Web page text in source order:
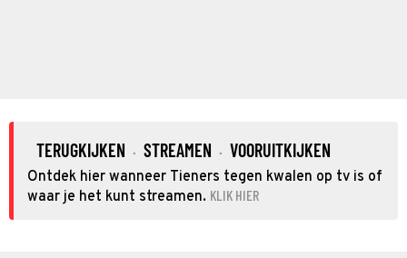
TERUGKIJKEN · STREAMEN · VOORUITKIJKEN
Ontdek hier wanneer Tieners tegen kwalen op tv is of
waar je het kunt streamen. KLIK HIER